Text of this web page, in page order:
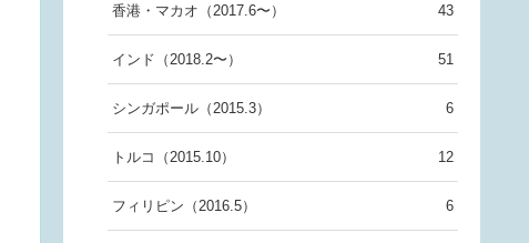
香港・マカオ（2017.6〜） 43
インド（2018.2〜） 51
シンガポール（2015.3） 6
トルコ（2015.10） 12
フィリピン（2016.5） 6